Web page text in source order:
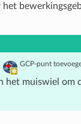
GCP-punt
muiswiel om